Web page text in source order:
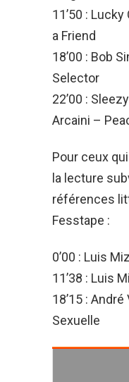
11’50 :
a Friend
18’00 : Bob
Selector
22’00 :
Arcaini –
Pour ceux
la lecture
références
Fesstape :
0’00 : Luis
11’38 : Luis
18’15 :
Sexuelle